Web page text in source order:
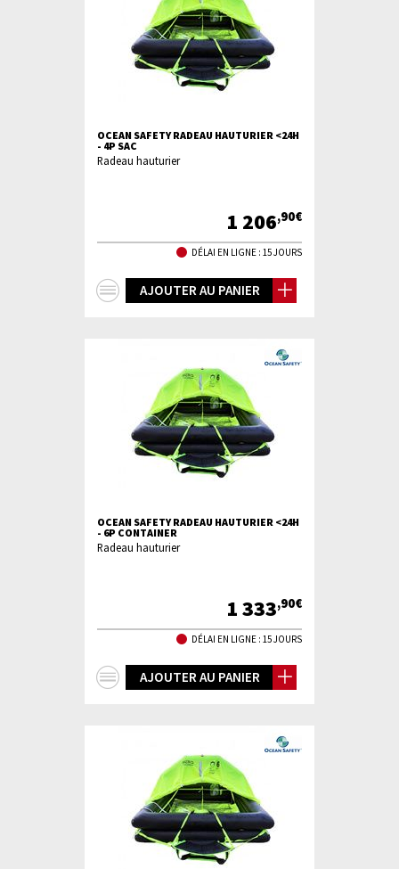
OCEAN SAFETY RADEAU HAUTURIER <24H
- 4P SAC
Radeau hauturier
1 206,90€
DÉLAI EN LIGNE : 15 JOURS
AJOUTER AU PANIER
OCEAN SAFETY RADEAU HAUTURIER <24H
- 6P CONTAINER
Radeau hauturier
1 333,90€
DÉLAI EN LIGNE : 15 JOURS
AJOUTER AU PANIER